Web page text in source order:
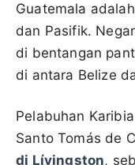
Guatemala
dan Pasifik.
di bentangan
di antara Belize
Pelabuhan
Santo Tomás de
di Lívingston,